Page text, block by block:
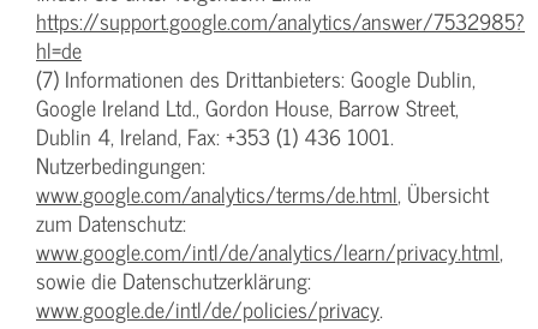
https://support.google.com/analytics/answer/7532985?
hl=de
(7) Informationen des Drittanbieters: Google Dublin,
Google Ireland Ltd., Gordon House, Barrow Street,
Dublin 4, Ireland, Fax: +353 (1) 436 1001.
Nutzerbedingungen:
www.google.com/analytics/terms/de.html, Übersicht
zum Datenschutz:
www.google.com/intl/de/analytics/learn/privacy.html,
sowie die Datenschutzerklärung:
www.google.de/intl/de/policies/privacy.